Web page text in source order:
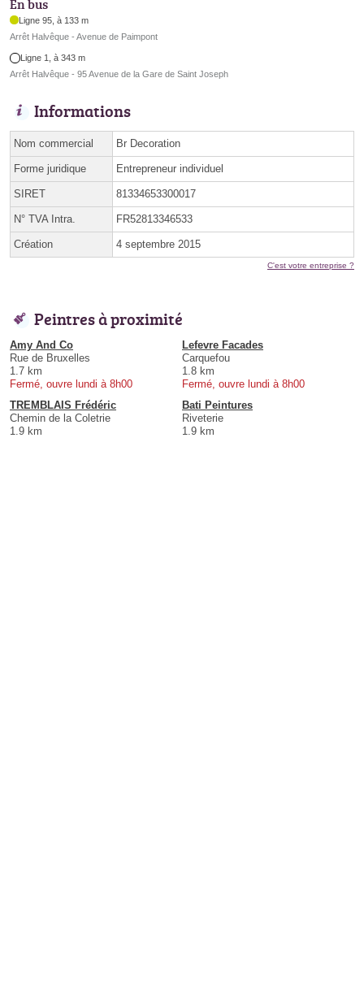
En bus
Ligne 95, à 133 m
Arrêt Halvêque - Avenue de Paimpont
Ligne 1, à 343 m
Arrêt Halvêque - 95 Avenue de la Gare de Saint Joseph
Informations
Nom commercial Br Decoration
Forme juridique Entrepreneur individuel
SIRET 81334653300017
N° TVA Intra. FR52813346533
Création 4 septembre 2015
C'est votre entreprise ?
Peintres à proximité
Amy And Co
Rue de Bruxelles
1.7 km
Fermé, ouvre lundi à 8h00
Lefevre Facades
Carquefou
1.8 km
Fermé, ouvre lundi à 8h00
TREMBLAIS Frédéric
Chemin de la Coletrie
1.9 km
Bati Peintures
Riveterie
1.9 km